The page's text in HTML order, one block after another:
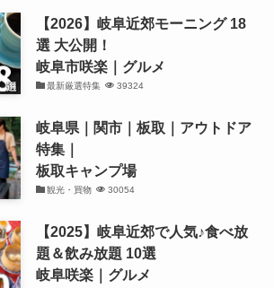
【2026】岐阜近郊モーニング 18
選 大公開！
岐阜市咲楽｜グルメ
最新厳選特集 39324
岐阜県｜関市｜板取｜アウトドア
特集｜
板取キャンプ場
観光・買物 30054
【2025】岐阜近郊で人気♪食べ放
題＆飲み放題 10選
岐阜咲楽｜グルメ